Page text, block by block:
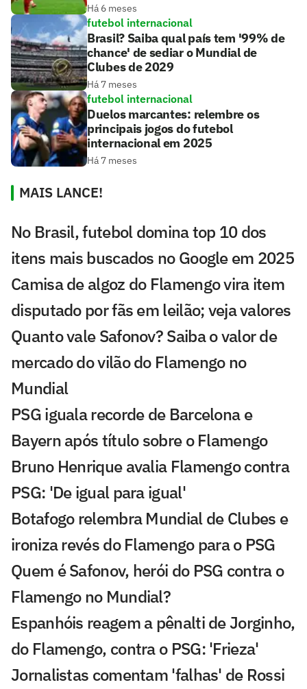
Há 6 meses
futebol internacional
Brasil? Saiba qual país tem '99% de
chance' de sediar o Mundial de
Clubes de 2029
Há 7 meses
futebol internacional
Duelos marcantes: relembre os
principais jogos do futebol
internacional em 2025
Há 7 meses
MAIS LANCE!
No Brasil, futebol domina top 10 dos
itens mais buscados no Google em 2025
Camisa de algoz do Flamengo vira item
disputado por fãs em leilão; veja valores
Quanto vale Safonov? Saiba o valor de
mercado do vilão do Flamengo no
Mundial
PSG iguala recorde de Barcelona e
Bayern após título sobre o Flamengo
Bruno Henrique avalia Flamengo contra
PSG: 'De igual para igual'
Botafogo relembra Mundial de Clubes e
ironiza revés do Flamengo para o PSG
Quem é Safonov, herói do PSG contra o
Flamengo no Mundial?
Espanhóis reagem a pênalti de Jorginho,
do Flamengo, contra o PSG: 'Frieza'
Jornalistas comentam 'falhas' de Rossi